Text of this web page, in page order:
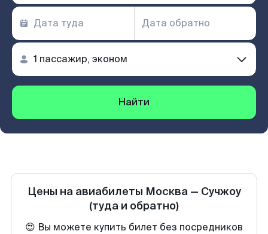
Найти
Цены на авиабилеты Москва— Сучжоу
(туда и обратно)
😍 Вы можете купить билет без посредников